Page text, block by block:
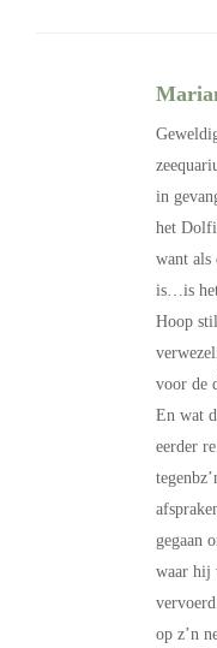
in
het
want als
is…is
Hoop
voor de
En wat
eerder
gegaan
waar hij
op z’n